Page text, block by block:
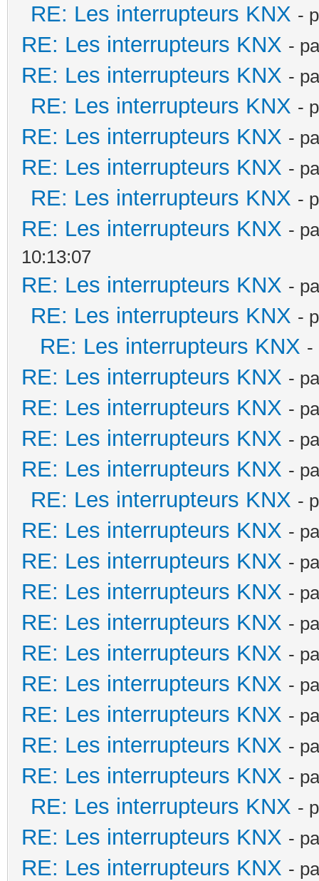
RE: Les interrupteurs KNX -
RE: Les interrupteurs KNX -
RE: Les interrupteurs KNX -
RE: Les interrupteurs KNX -
RE: Les interrupteurs KNX -
RE: Les interrupteurs KNX -
RE: Les interrupteurs KNX -
RE: Les interrupteurs KNX -
10:13:07
RE: Les interrupteurs KNX -
RE: Les interrupteurs KNX -
RE: Les interrupteurs KNX -
RE: Les interrupteurs KNX -
RE: Les interrupteurs KNX -
RE: Les interrupteurs KNX -
RE: Les interrupteurs KNX -
RE: Les interrupteurs KNX -
RE: Les interrupteurs KNX -
RE: Les interrupteurs KNX -
RE: Les interrupteurs KNX -
RE: Les interrupteurs KNX -
RE: Les interrupteurs KNX -
RE: Les interrupteurs KNX -
RE: Les interrupteurs KNX -
RE: Les interrupteurs KNX -
RE: Les interrupteurs KNX -
RE: Les interrupteurs KNX -
RE: Les interrupteurs KNX -
RE: Les interrupteurs KNX -